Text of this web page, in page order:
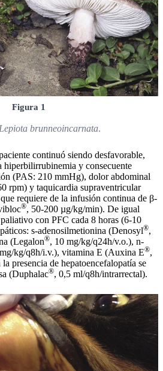
Figura 1
Lepiota brunneoincarnata.
continuó siendo desfavorable,
hiperbilirrubinemia y consecuente
(PAS: 210 mmHg), dolor abdominal
rpm) y taquicardia supraventricular
requiere de la infusión continua de β-
®, 50-200 µg/kg/min). De igual
con PFC cada 8 horas (6-10
s-adenosilmetionina (Denosyl®,
(Legalon®, 10 mg/kg/q24h/v.o.), n-
kg/q8h/i.v.), vitamina E (Auxina E®,
presencia de hepatoencefalopatía se
(Duphalac®, 0,5 ml/q8h/intrarrectal).